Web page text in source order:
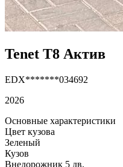
Tenet T8 Актив
EDX*******034692
2026
Основные характеристики
Цвет кузова
Зеленый
Кузов
Внедорожник 5 дв.